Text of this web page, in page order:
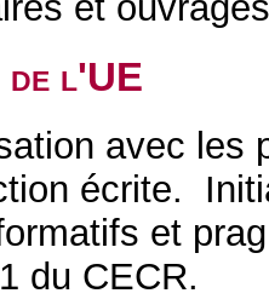
de l'UE
avec les
écrite.
et
du CECR.